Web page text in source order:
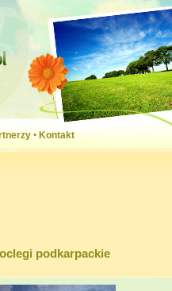
• Kontakt
podkarpackie